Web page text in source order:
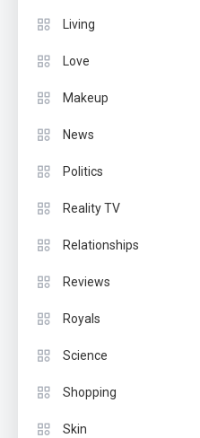
Living
Love
Makeup
News
Politics
Reality TV
Relationships
Reviews
Royals
Science
Shopping
Skin